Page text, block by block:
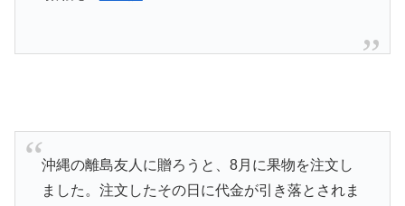
沖縄の離島友人に贈ろうと、8月に果物を注文し
ました。注文したその日に代金が引き落とされま